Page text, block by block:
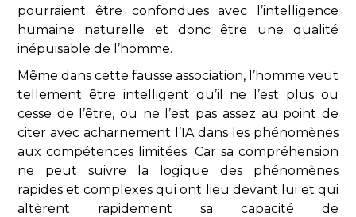
pourraient être confondues avec l’intelligence
humaine naturelle et donc être une qualité
inépuisable de l’homme.
Même dans cette fausse association, l’homme veut
tellement être intelligent qu’il ne l’est plus ou
cesse de l’être, ou ne l’est pas assez au point de
citer avec acharnement l’IA dans les phénomènes
aux compétences limitées. Car sa compréhension
ne peut suivre la logique des phénomènes
rapides et complexes qui ont lieu devant lui et qui
altèrent rapidement sa capacité de